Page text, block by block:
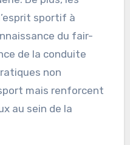
sportif à
du fair-
de la conduite
non
mais renforcent
au sein de la